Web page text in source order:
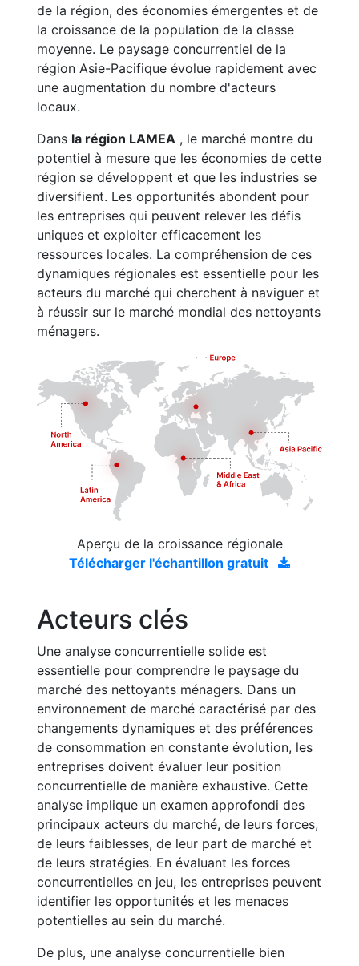
de la région, des économies émergentes et de
la croissance de la population de la classe
moyenne. Le paysage concurrentiel de la
région Asie-Pacifique évolue rapidement avec
une augmentation du nombre d'acteurs
locaux.
Dans la région LAMEA , le marché montre du
potentiel à mesure que les économies de cette
région se développent et que les industries se
diversifient. Les opportunités abondent pour
les entreprises qui peuvent relever les défis
uniques et exploiter efficacement les
ressources locales. La compréhension de ces
dynamiques régionales est essentielle pour les
acteurs du marché qui cherchent à naviguer et
à réussir sur le marché mondial des nettoyants
ménagers.
Aperçu de la croissance régionale
Télécharger l'échantillon gratuit
Acteurs clés
Une analyse concurrentielle solide est
essentielle pour comprendre le paysage du
marché des nettoyants ménagers. Dans un
environnement de marché caractérisé par des
changements dynamiques et des préférences
de consommation en constante évolution, les
entreprises doivent évaluer leur position
concurrentielle de manière exhaustive. Cette
analyse implique un examen approfondi des
principaux acteurs du marché, de leurs forces,
de leurs faiblesses, de leur part de marché et
de leurs stratégies. En évaluant les forces
concurrentielles en jeu, les entreprises peuvent
identifier les opportunités et les menaces
potentielles au sein du marché.
De plus, une analyse concurrentielle bien